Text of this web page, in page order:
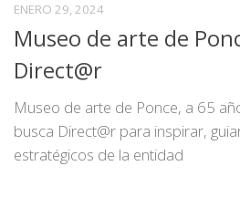
ENERO 29, 2024
Museo de arte de
Direct@r
Museo de arte de Ponce, a 65
busca Direct@r para inspirar,
estratégicos de la entidad